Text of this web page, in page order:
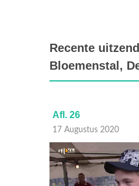
Recente
Bloemenstal,
Afl. 26
17 Augustus 2020